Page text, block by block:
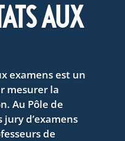
AUX
examens est un
mesurer la
Au Pôle de
d’examens
de